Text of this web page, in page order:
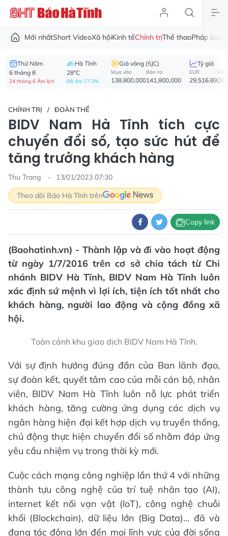
Mới nhấtShort VideoXã hộiKinh tếChính trịThể thaoPháp luật
Thứ Năm
6 tháng 8
24 tháng 6 Âm lịch
Hà Tĩnh
28°C
Độ ẩm 77.3%
Giá vàng (SJC)
Mua vào
138,800,000
Bán ra
141,800,000
Tỷ giá
EUR
29,516.69
USD
CHÍNH TRỊ ĐOÀN THỂ
BIDV Nam Hà Tĩnh tích cực
chuyển đổi số, tạo sức hút để
tăng trưởng khách hàng
Thu Trang
13/01/2023 07:30
Theo dõi Báo Hà Tĩnh trên
Copy link
(Baohatinh.vn) - Thành lập và đi vào hoạt động
từ ngày 1/7/2016 trên cơ sở chia tách từ Chi
nhánh BIDV Hà Tĩnh, BIDV Nam Hà Tĩnh luôn
xác định sứ mệnh vì lợi ích, tiện ích tốt nhất cho
khách hàng, người lao động và cộng đồng xã
hội.
Toàn cảnh khu giao dịch BIDV Nam Hà Tĩnh.
Với sự định hướng đúng đắn của Ban lãnh đạo,
sự đoàn kết, quyết tâm cao của mỗi cán bộ, nhân
viên, BIDV Nam Hà Tĩnh luôn nỗ lực phát triển
khách hàng, tăng cường ứng dụng các dịch vụ
ngân hàng hiện đại kết hợp dịch vụ truyền thống,
chủ động thực hiện chuyển đổi số nhằm đáp ứng
yêu cầu nhiệm vụ trong thời kỳ mới.
Cuộc cách mạng công nghiệp lần thứ 4 với những
thành tựu công nghệ của trí tuệ nhân tạo (AI),
internet kết nối vạn vật (loT), công nghệ chuỗi
khối (Blockchain), dữ liệu lớn (Big Data)... đã và
đang tác động lớn đến mọi lĩnh vực của đời sống